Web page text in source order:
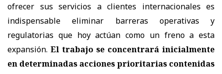
ofrecer sus servicios a clientes internacionales es
indispensable eliminar barreras operativas y
regulatorias que hoy actúan como un freno a esta
expansión. El trabajo se concentrará inicialmente
en determinadas acciones prioritarias contenidas